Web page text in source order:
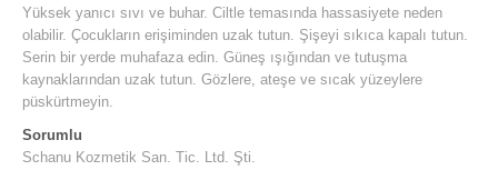
Yüksek yanıcı sıvı ve buhar. Ciltle temasında hassasiyete neden
olabilir. Çocukların erişiminden uzak tutun. Şişeyi sıkıca kapalı tutun.
Serin bir yerde muhafaza edin. Güneş ışığından ve tutuşma
kaynaklarından uzak tutun. Gözlere, ateşe ve sıcak yüzeylere
püskürtmeyin.
Sorumlu
Schanu Kozmetik San. Tic. Ltd. Şti.